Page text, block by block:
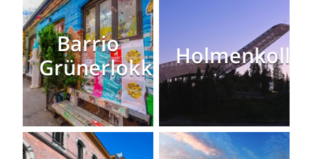
Barrio
Grünerlokka Holmenkollen